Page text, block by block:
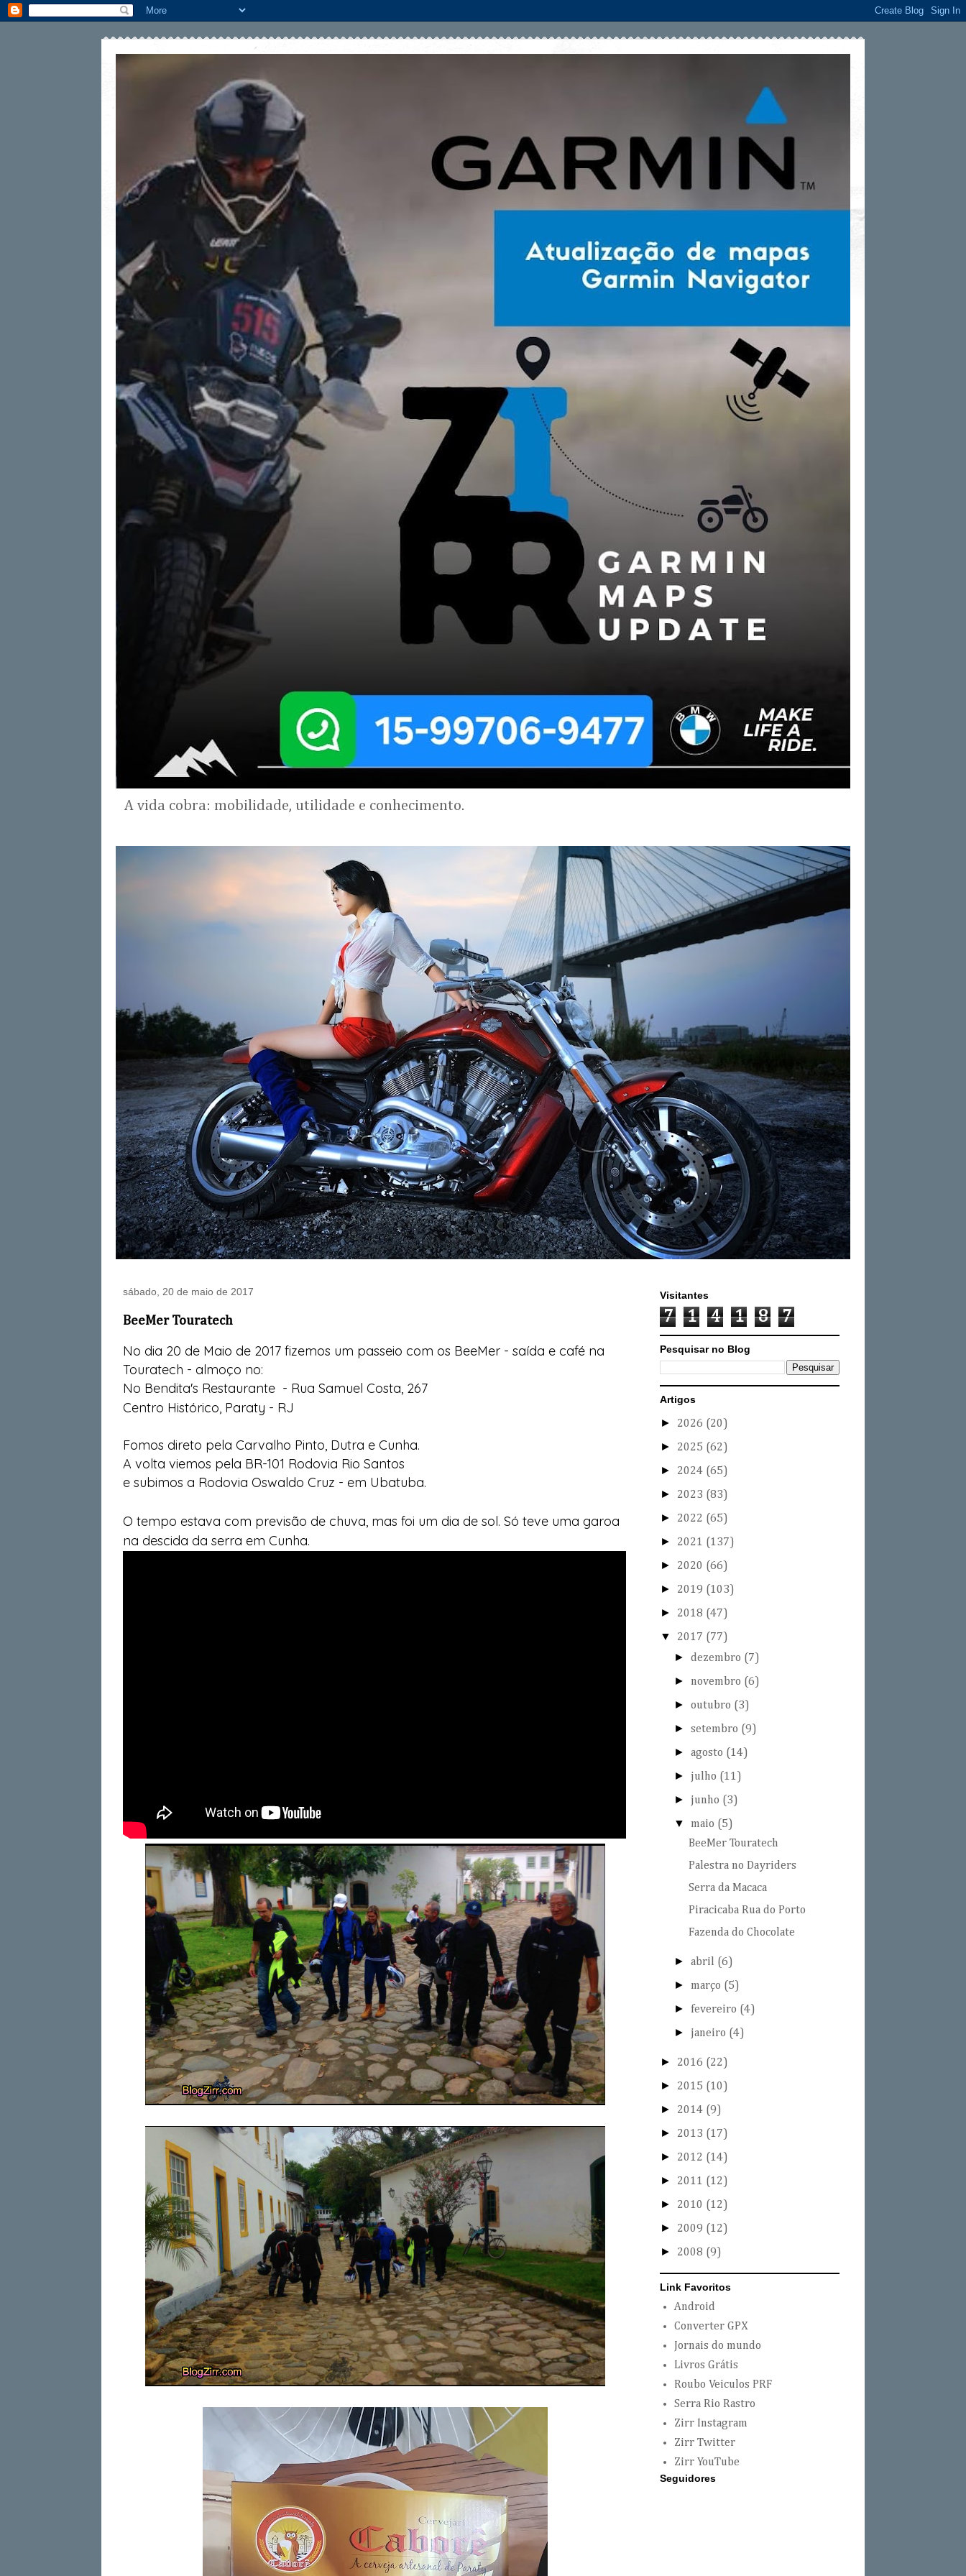
A vida cobra: mobilidade, utilidade e conhecimento.
sábado, 20 de maio de 2017
BeeMer Touratech
No dia 20 de Maio de 2017 fizemos um passeio com os BeeMer - saída e café na
Touratech - almoço no:
No Bendita's Restaurante - Rua Samuel Costa, 267
Centro Histórico, Paraty - RJ
Fomos direto pela Carvalho Pinto, Dutra e Cunha.
A volta viemos pela BR-101 Rodovia Rio Santos
e subimos a Rodovia Oswaldo Cruz - em Ubatuba.
O tempo estava com previsão de chuva, mas foi um dia de sol. Só teve uma garoa
na descida da serra em Cunha.
Visitantes
7 1 4 1 8 7
Pesquisar no Blog
Artigos
► 2026 (20)
► 2025 (62)
► 2024 (65)
► 2023 (83)
► 2022 (65)
► 2021 (137)
► 2020 (66)
► 2019 (103)
► 2018 (47)
▼ 2017 (77)
►dezembro (7)
► novembro (6)
►outubro (3)
►setembro (9)
►agosto (14)
► julho (11)
► junho (3)
▼ maio (5)
BeeMer Touratech
Palestra no Dayriders
Serra da Macaca
Piracicaba Rua do Porto
Fazenda do Chocolate
►abril (6)
► março (5)
► fevereiro (4)
► janeiro (4)
► 2016 (22)
► 2015 (10)
► 2014 (9)
► 2013 (17)
► 2012 (14)
► 2011 (12)
► 2010 (12)
► 2009 (12)
► 2008 (9)
Link Favoritos
Android
Converter GPX
Jornais do mundo
Livros Grátis
Roubo Veiculos PRF
Serra Rio Rastro
Zirr Instagram
Zirr Twitter
Zirr YouTube
Seguidores